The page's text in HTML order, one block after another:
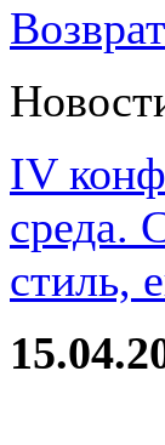
IV
среда.
стиль,